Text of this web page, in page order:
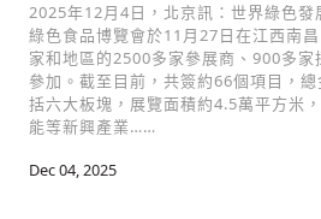
2025年12月4日，北京訊：世界綠色發
綠色食品博覽會於11月27日在江西南
家和地區的2500多家參展商、900多
參加。截至目前，共簽約66個項目，
括六大板塊，展覽面積約4.5萬平方米
能等新興產業……
Dec 04, 2025